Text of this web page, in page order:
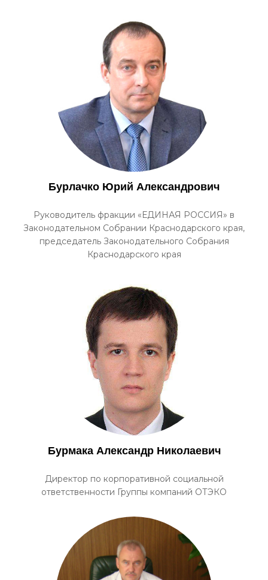
Бурлачко Юрий Александрович
Руководитель фракции «ЕДИНАЯ РОССИЯ» в
Законодательном Собрании Краснодарского края,
председатель Законодательного Собрания
Краснодарского края
Бурмака Александр Николаевич
Директор по корпоративной социальной
ответственности Группы компаний ОТЭКО